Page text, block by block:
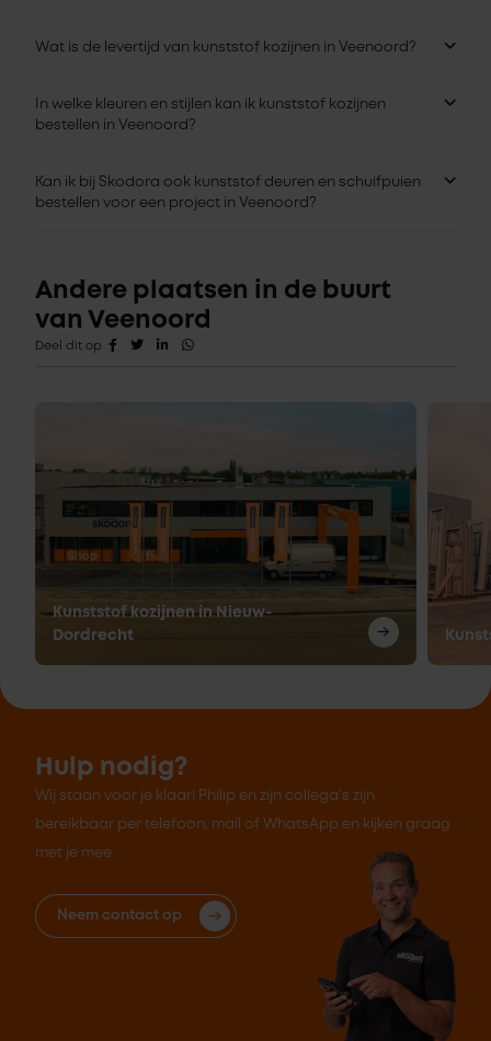
Wat is de levertijd van kunststof kozijnen in Veenoord?
In welke kleuren en stijlen kan ik kunststof kozijnen
bestellen in Veenoord?
Kan ik bij Skodora ook kunststof deuren en schuifpuien
bestellen voor een project in Veenoord?
Andere plaatsen in de buurt
van Veenoord
Deel dit op
Kunststof kozijnen in Nieuw-
Dordrecht
Hulp nodig?
Wij staan voor je klaar! Philip en zijn collega's zijn
bereikbaar per telefoon, mail of WhatsApp en kijken graag
met je mee.
Neem contact op